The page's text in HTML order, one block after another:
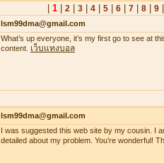
1| 2| 3| 4| 5| 6| 7| 8| 9|
lsm99dma@gmail.com
What’s up everyone, it’s my first go to see at
content. เว็บแทงบอล
lsm99dma@gmail.com
I was suggested this web site by my cousin. I
detailed about my problem. You’re wonderful!